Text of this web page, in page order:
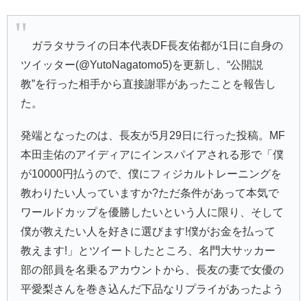
ガラタサライの日本代表DF長友佑都が1日に自身の
ツイッター(@YutoNagatomo5)を更新し、“公開説
教”を行った相手から直接謝罪があったことを報告し
た。
発端となったのは、長友が5月29日に行った投稿。MF
本田圭佑のアイディアにインスパイアされる形で「僕
が10000円払うので、僕にフィジカルトレーニングを
教わりたい人っていますか?ただ条件があって本気で
ワールドカップを優勝したいという人に限り、そして
僕が教えたい人を好きに選びます!僕がお金を払って
教えます!」とツイートしたところ、名門大サッカー
部の部員を名乗るアカウントから、長友の妻で女優の
平愛梨さんを巻き込んだ下品なリプライがあったよう